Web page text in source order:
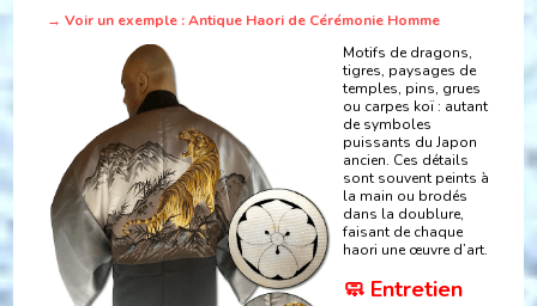
→ Voir un exemple : Antique Haori de Cérémonie Homme
Motifs de dragons,
tigres, paysages de
temples, pins, grues
ou carpes koï : autant
de symboles
puissants du Japon
ancien. Ces détails
sont souvent peints à
la main ou brodés
dans la doublure,
faisant de chaque
haori une œuvre d’art.
🧼 Entretien